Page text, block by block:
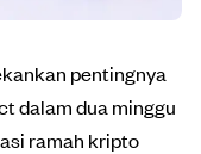
pentingnya
dalam dua minggu
ramah kripto